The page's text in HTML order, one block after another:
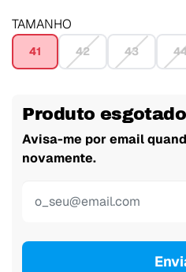
TAMANHO
41 42 43
Produto esgotado
Avisa-me por email
novamente.